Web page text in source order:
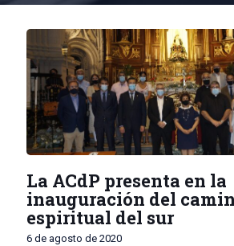
La ACdP presenta en la
inauguración del
espiritual del sur
6 de agosto de 2020